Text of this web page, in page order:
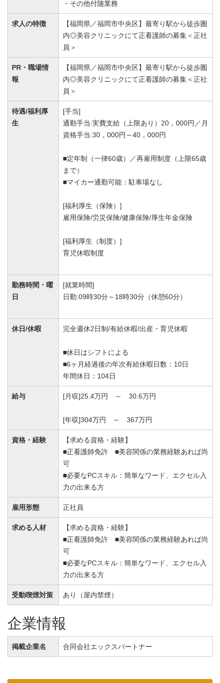
・その他付随業務
求人の特徴
【福岡県／福岡市中央区】最寄り駅から徒歩圏
内◎美容クリニックにて正看護師の募集＜正社
員＞
PR・職場情
報
【福岡県／福岡市中央区】最寄り駅から徒歩圏
内◎美容クリニックにて正看護師の募集＜正社
員＞
待遇/福利厚
生
[手当]
通勤手当:実費支給（上限あり）20，000円／月
資格手当:30，000円～40，000円
■定年制（一律60歳）／再雇用制度（上限65歳
まで）
■マイカー通勤可能：駐車場なし
[福利厚生（保険）]
雇用保険/労災保険/健康保険/厚生年金保険
[福利厚生（制度）]
育児休暇制度
勤務時間・曜
日
[就業時間]
日勤:09時30分～18時30分（休憩60分）
休日/休暇 完全週休2日制/有給休暇/出産・育児休暇
■休日はシフトによる
■6ヶ月経過後の年次有給休暇日数：10日
年間休日：104日
給与 [月収]25.4万円 ～ 30.6万円
[年収]304万円 ～ 367万円
資格・経験
【求める資格・経験】
■正看護師免許 ■美容関係の業務経験あれば尚
可
■必要なPCスキル：簡単なワード、エクセル入
力の出来る方
雇用形態 正社員
求める人材
【求める資格・経験】
■正看護師免許 ■美容関係の業務経験あれば尚
可
■必要なPCスキル：簡単なワード、エクセル入
力の出来る方
受動喫煙対策 あり（屋内禁煙）
企業情報
掲載企業名 合同会社エックスパートナー